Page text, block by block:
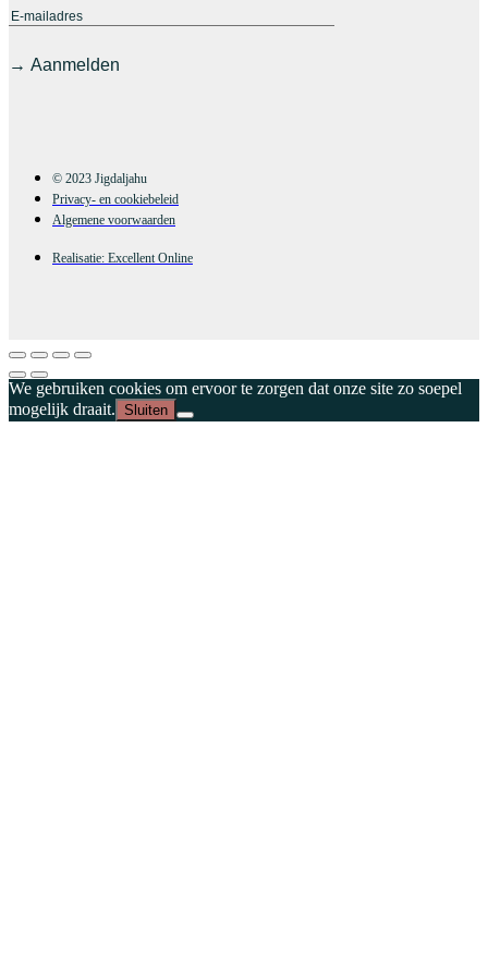
© 2023 Jigdaljahu
Privacy- en cookiebeleid
Algemene voorwaarden
Realisatie: Excellent Online
We gebruiken cookies om ervoor te zorgen dat onze site zo soepel
mogelijk draait. Sluiten